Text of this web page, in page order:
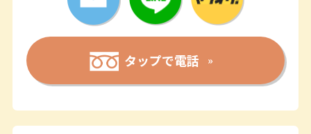
タップで電話